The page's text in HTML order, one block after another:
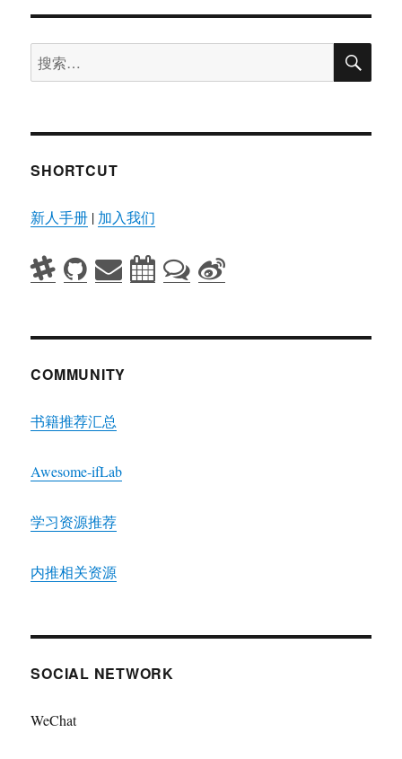
搜
索：
搜
SHORTCUT
新人手册 | 加入我们
COMMUNITY
书籍推荐汇总
Awesome-ifLab
学习资源推荐
内推相关资源
SOCIAL NETWORK
WeChat